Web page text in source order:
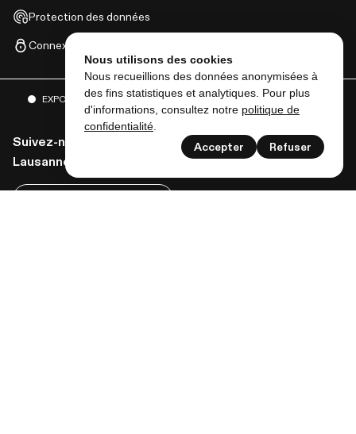
Protection des données
Connexion
EXPOSITIONS ACTIVITÉS ET BIEN PLUS ENCORE
Suivez-nous pour recevoir toute l'actualité de
Lausanne musées!
Nous utilisons des cookies
Nous recueillions des données anonymisées à
des fins statistiques et analytiques. Pour plus
d'informations, consultez notre politique de
confidentialité
Accepter Refuser